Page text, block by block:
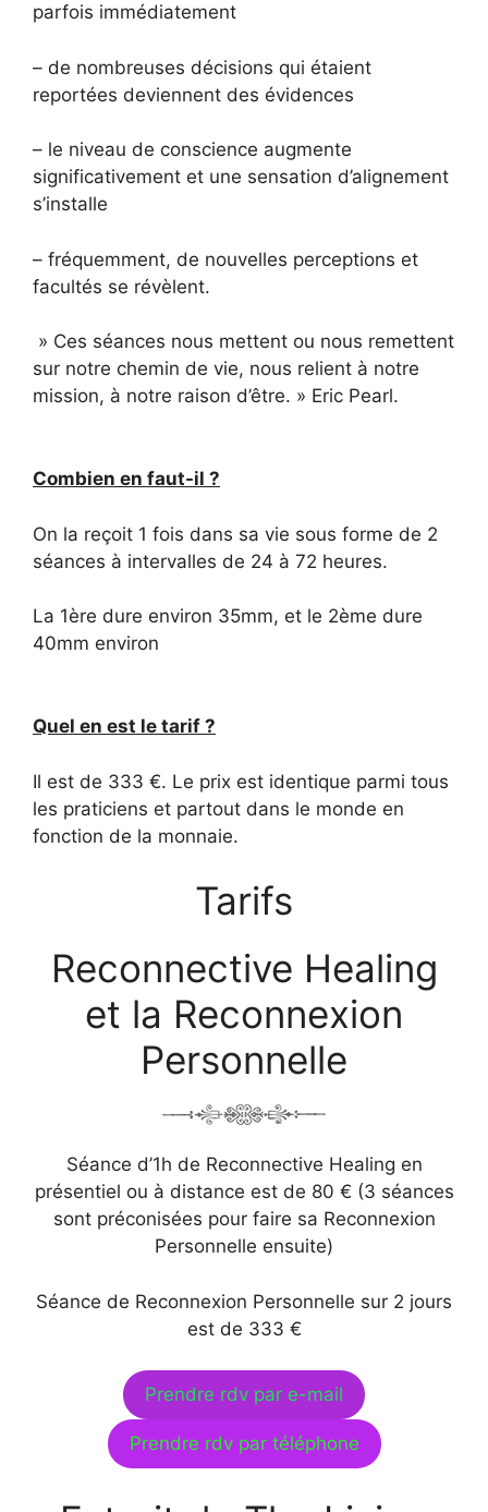
parfois immédiatement
– de nombreuses décisions qui étaient
reportées deviennent des évidences
– le niveau de conscience augmente
significativement et une sensation d’alignement
s’installe
– fréquemment, de nouvelles perceptions et
facultés se révèlent.
» Ces séances nous mettent ou nous remettent
sur notre chemin de vie, nous relient à notre
mission, à notre raison d’être. » Eric Pearl.
Combien en faut-il ?
On la reçoit 1 fois dans sa vie sous forme de 2
séances à intervalles de 24 à 72 heures.
La 1ère dure environ 35mm, et le 2ème dure
40mm environ
Quel en est le tarif ?
Il est de 333 €. Le prix est identique parmi tous
les praticiens et partout dans le monde en
fonction de la monnaie.
Tarifs
Reconnective Healing
et la Reconnexion
Personnelle
Séance d’1h de Reconnective Healing en
présentiel ou à distance est de 80 € (3 séances
sont préconisées pour faire sa Reconnexion
Personnelle ensuite)
Séance de Reconnexion Personnelle sur 2 jours
est de 333 €
Prendre rdv par e-mail
Prendre rdv par téléphone